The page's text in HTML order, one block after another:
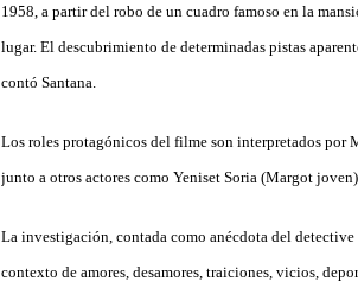
1958, a partir del robo de un cuadro famoso en la
lugar. El descubrimiento de determinadas pistas
contó Santana.
Los roles protagónicos del filme son interpretados por
junto a otros actores como Yeniset Soria (Margot
La investigación, contada como anécdota del
contexto de amores, desamores, traiciones, vicios,